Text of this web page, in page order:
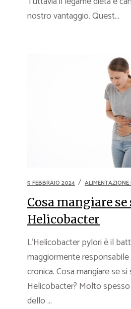
nostro vantaggio. Quest...
5 FEBBRAIO 2024 ALIMENTAZIONE
Cosa mangiare
Helicobacter
L’Helicobacter pylori è il
maggiormente
cronica. Cosa mangiare se
Helicobacter? Molto
dello ...